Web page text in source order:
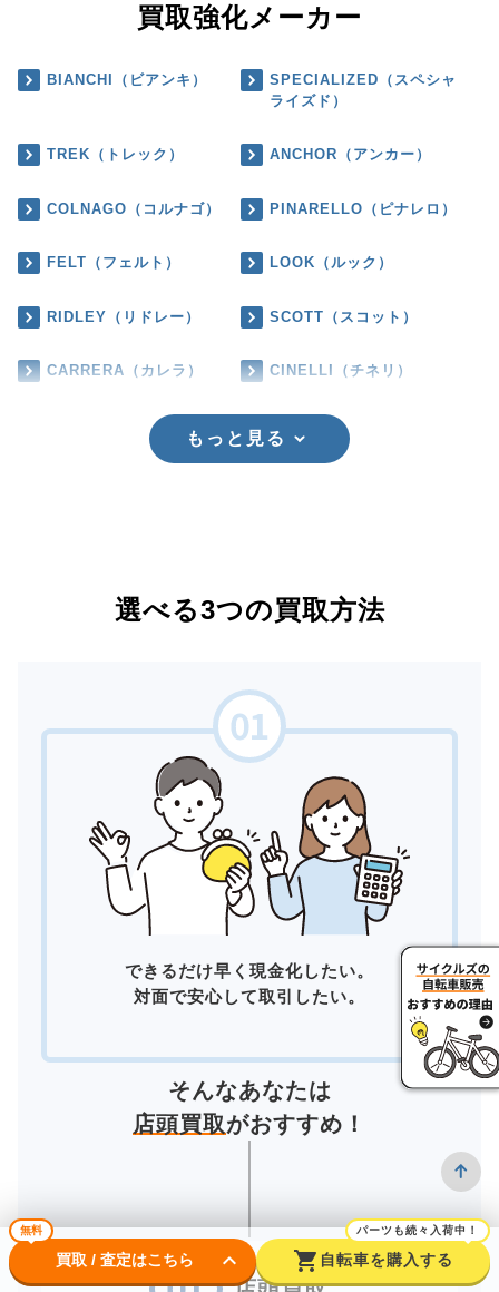
買取強化メーカー
BIANCHI（ビアンキ）
SPECIALIZED（スペシャ
ライズド）
TREK（トレック） ANCHOR（アンカー）
COLNAGO（コルナゴ） PINARELLO（ピナレロ）
FELT（フェルト） LOOK（ルック）
RIDLEY（リドレー） SCOTT（スコット）
CARRERA（カレラ） CINELLI（チネリ）
もっと見る
選べる3つの買取方法
できるだけ早く現金化したい。
対面で安心して取引したい。
そんなあなたは
店頭買取がおすすめ！
無料
買取 / 査定はこちら keyboard_arrow_down shopping_cart
パーツも続々入荷中！
自転車を購入する